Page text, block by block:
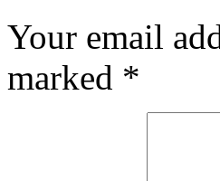
Your email
marked *